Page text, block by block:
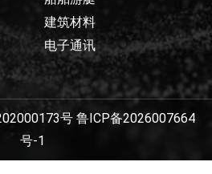
建筑材料
电子通讯
号 鲁ICP备2026007664
号-1